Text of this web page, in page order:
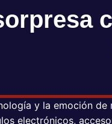
y la emoción
electrónicos,